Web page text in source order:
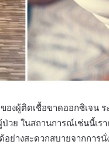
องผู้ติดเชื้อขาดออกซิเจน
ย ในสถานการณ์เช่นนี้เร
ย่างสะดวกสบายจากการ